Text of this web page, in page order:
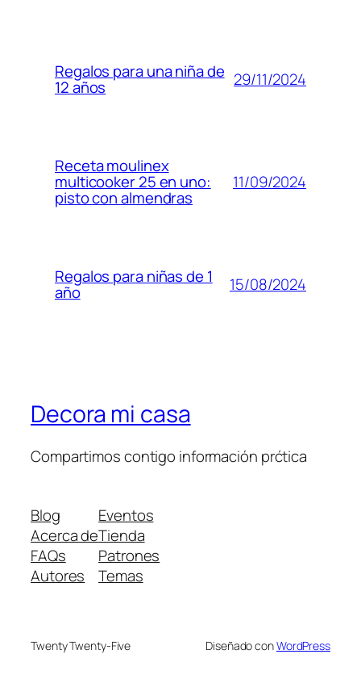
Regalos para una niña de
12 años 29/11/2024
Receta moulinex
multicooker 25 en uno:
pisto con almendras
11/09/2024
Regalos para niñas de 1
año 15/08/2024
Decora mi casa
Compartimos contigo información prćtica
Blog
Acerca de
FAQs
Autores
Eventos
Tienda
Patrones
Temas
Twenty Twenty-Five Diseñado conWordPress